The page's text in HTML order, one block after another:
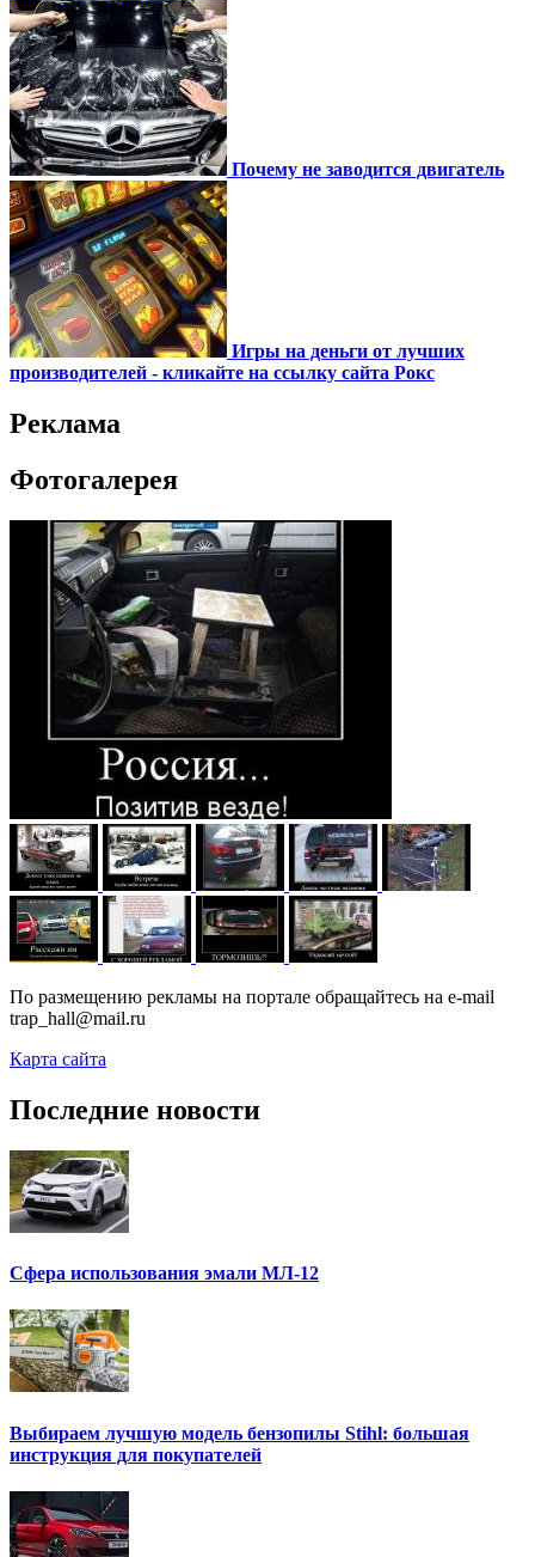
Почему не заводится двигатель
Игры на деньги от лучших
производителей - кликайте на ссылку сайта Рокс
Реклама
Фотогалерея
По размещению рекламы на портале обращайтесь на e-mail
trap_hall@mail.ru
Карта сайта
Последние новости
Сфера использования эмали МЛ-12
Выбираем лучшую модель бензопилы Stihl: большая
инструкция для покупателей